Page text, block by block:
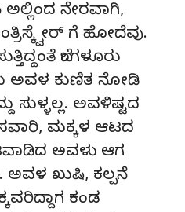
ಅಲ್ಲಿಂದ ನೇರವಾಗಿ,
ಗೆ ಹೋದೆವು.
ಬೆಂಗಳೂರು
ಅವಳ ಕುಣಿತ ನೋಡಿ
ಸುಳ್ಳಲ್ಲ. ಅವಳಿಷ್ಟದ
ಮಕ್ಕಳ ಆಟದ
ಅವಳು ಆಗ
ಅವಳ ಖುಷಿ, ಕಲ್ಪನೆ
ಕಂಡ